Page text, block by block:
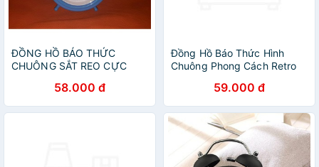
ĐỒNG HỒ BÁO THỨC
CHUÔNG SẮT REO CỰC
58.000 đ
Đồng Hồ Báo Thức Hình
Chuông Phong Cách Retro
59.000 đ